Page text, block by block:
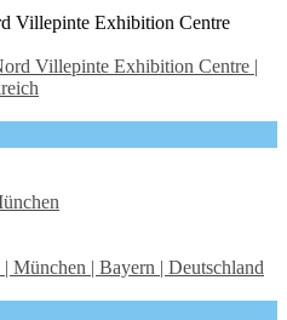
Villepinte Exhibition Centre